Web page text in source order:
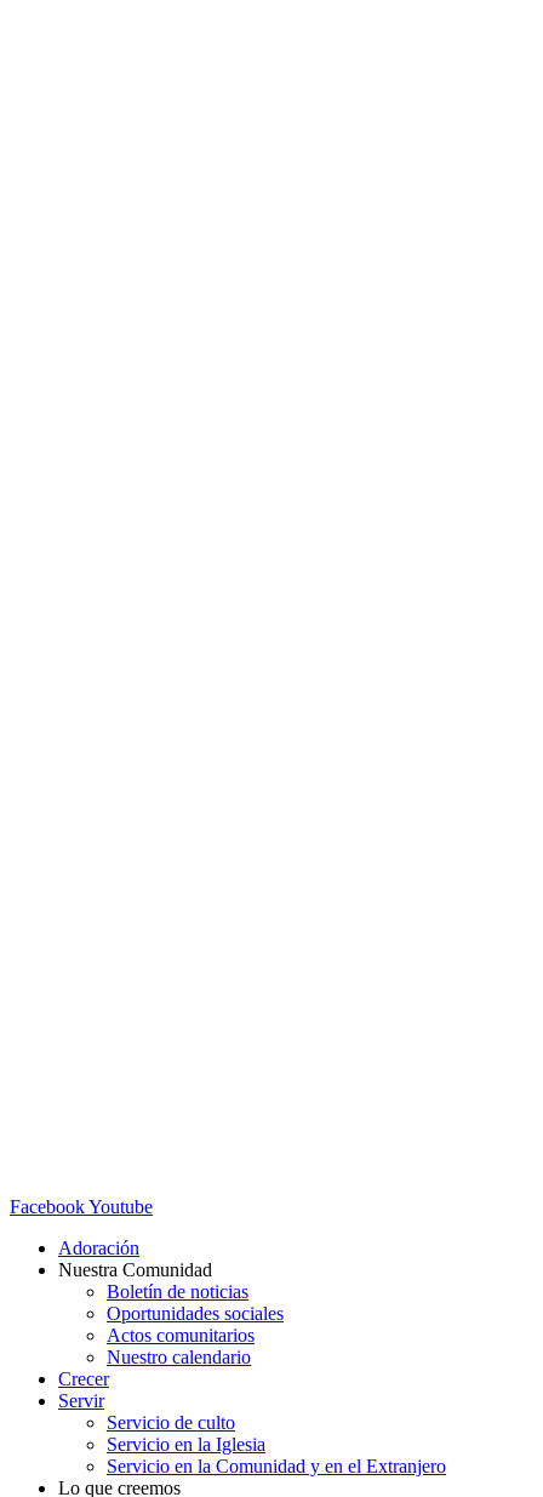
FacebookYoutube
Adoración
Nuestra Comunidad
Boletín de noticias
Oportunidades sociales
Actos comunitarios
Nuestro calendario
Crecer
Servir
Servicio de culto
Servicio en la Iglesia
Servicio en la Comunidad y en el Extranjero
Lo que creemos